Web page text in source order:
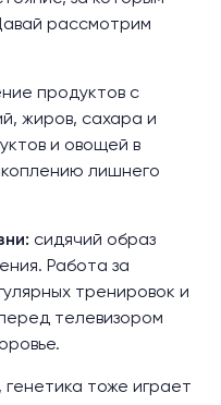
рассмотрим
продуктов с
жиров, сахара и
и овощей в
лишнего
сидячий образ
Работа за
тренировок и
телевизором
генетика тоже играет